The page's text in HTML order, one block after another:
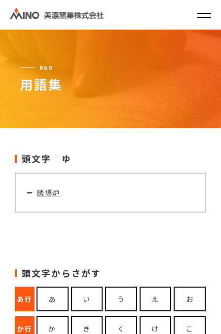
R&D
用語集
頭文字｜ゆ
誘導炉
頭文字からさがす
あ行 あ い う え お
か行 か き く け こ